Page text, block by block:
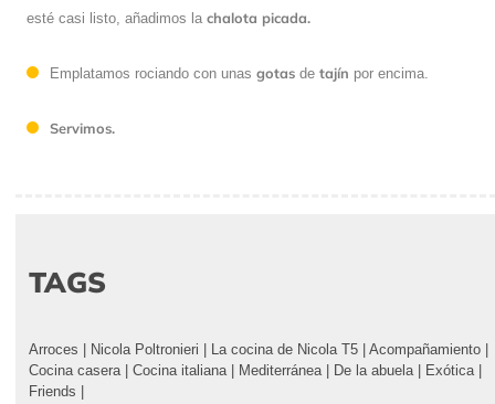
esté casi listo, añadimos la chalota picada.
Emplatamos rociando con unas gotas de tajín por encima.
Servimos.
TAGS
Arroces Nicola Poltronieri La cocina de Nicola T5 Acompañamiento
Cocina casera
Cocina italiana Mediterránea De la abuela Exótica
Friends